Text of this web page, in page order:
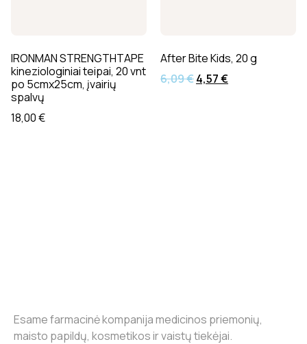
IRONMAN STRENGTHTAPE
kineziologiniai teipai, 20 vnt
po 5cmx25cm, įvairių
spalvų
18,00€
After Bite Kids, 20 g
6,09€4,57€
Esame farmacinė kompanija medicinos priemonių,
maisto papildų, kosmetikos ir vaistų tiekėjai.